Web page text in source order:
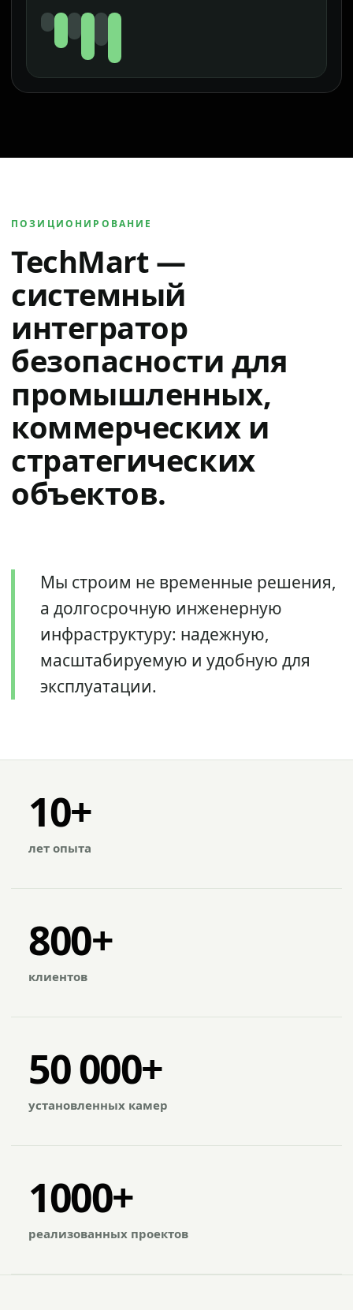
ПОЗИЦИОНИРОВАНИЕ
TechMart —
системный
интегратор
безопасности для
промышленных,
коммерческих и
стратегических
объектов.
Мы строим не временные решения,
а долгосрочную инженерную
инфраструктуру: надежную,
масштабируемую и удобную для
эксплуатации.
10+
лет опыта
800+
клиентов
50 000+
установленных камер
1000+
реализованных проектов